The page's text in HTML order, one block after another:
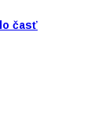
časť